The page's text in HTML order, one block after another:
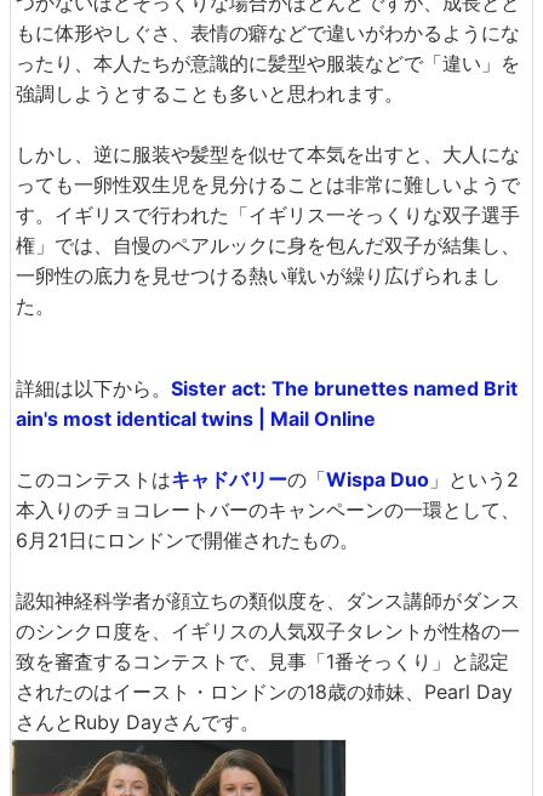
もに体形やしぐさ、表情の癖などで違いがわかるようにな
ったり、本人たちが意識的に髪型や服装などで「違い」を
強調しようとすることも多いと思われます。
しかし、逆に服装や髪型を似せて本気を出すと、大人にな
っても一卵性双生児を見分けることは非常に難しいようで
す。イギリスで行われた「イギリス一そっくりな双子選手
権」では、自慢のペアルックに身を包んだ双子が結集し、
一卵性の底力を見せつける熱い戦いが繰り広げられまし
た。
詳細は以下から。 Sister act: The brunettes named Brit
ain's most identical twins | Mail Online
このコンテストはキャドバリーの「Wispa Duo 」という2
本入りのチョコレートバーのキャンペーンの一環として、
6月21日にロンドンで開催されたもの。
認知神経科学者が顔立ちの類似度を、ダンス講師がダンス
のシンクロ度を、イギリスの人気双子タレントが性格の一
致を審査するコンテストで、見事「1番そっくり」と認定
されたのはイースト・ロンドンの18歳の姉妹、Pearl Day
さんとRuby Dayさんです。